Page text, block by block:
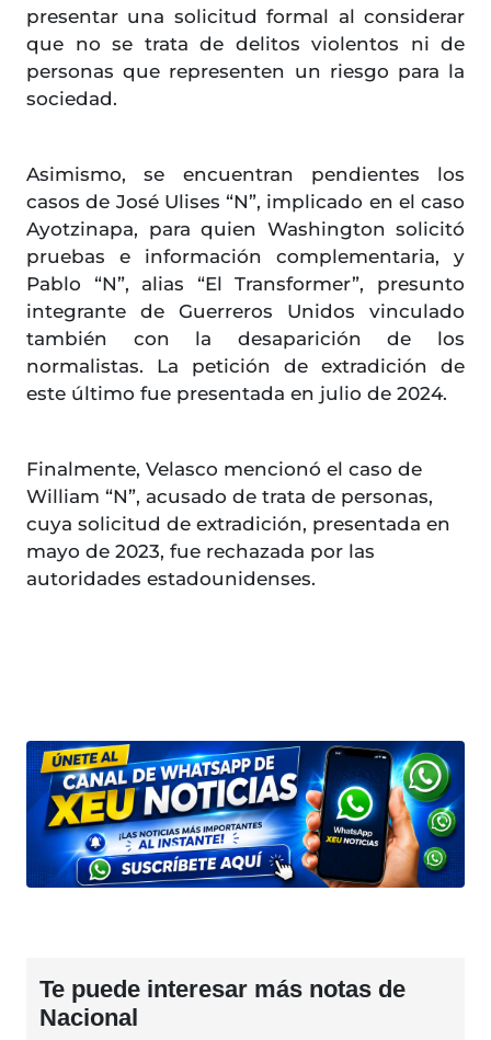
presentar una solicitud formal al considerar
que no se trata de delitos violentos ni de
personas que representen un riesgo para la
sociedad.
Asimismo, se encuentran pendientes los
casos de José Ulises “N”, implicado en el caso
Ayotzinapa, para quien Washington solicitó
pruebas e información complementaria, y
Pablo “N”, alias “El Transformer”, presunto
integrante de Guerreros Unidos vinculado
también con la desaparición de los
normalistas. La petición de extradición de
este último fue presentada en julio de 2024.
Finalmente, Velasco mencionó el caso de
William “N”, acusado de trata de personas,
cuya solicitud de extradición, presentada en
mayo de 2023, fue rechazada por las
autoridades estadounidenses.
Te puede interesar más notas de
Nacional